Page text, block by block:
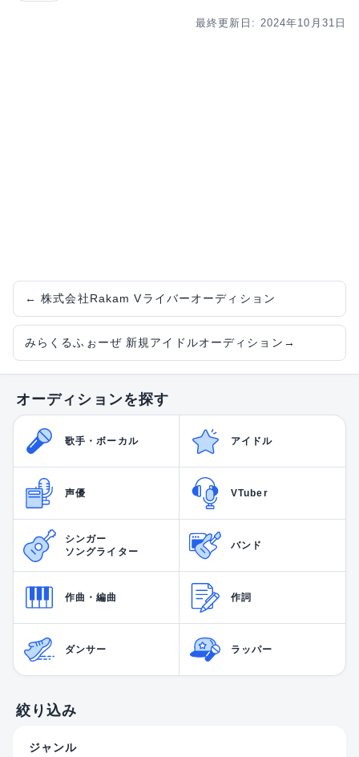
最終更新日: 2024年10月31日
← 株式会社Rakam Vライバーオーディション
みらくる‪ふぉーぜ 新規アイドルオーディション →
オーディションを探す
歌手・ボーカル アイドル
声優 VTuber
シンガー
ソングライター
バンド
作曲・編曲 作詞
ダンサー ラッパー
絞り込み
ジャンル